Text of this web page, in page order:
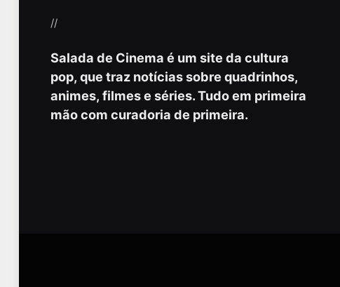
//
Salada de Cinema é um site da cultura
pop, que traz notícias sobre quadrinhos,
animes, filmes e séries. Tudo em primeira
mão com curadoria de primeira.